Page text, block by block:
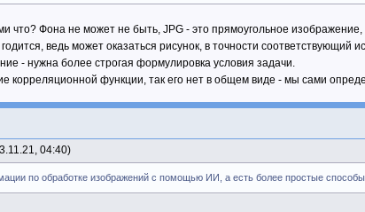
что? Фона не может не быть, JPG - это прямоугольное
ведь может оказаться рисунок, в точности соответствующий
- нужна более строгая формулировка условия задачи.
корреляционной функции, так его нет в общем виде - мы сами
04:40
по обработке изображений с помощью ИИ, а есть более простые